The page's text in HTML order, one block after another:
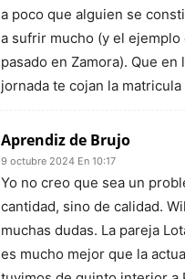
a poco que alguien se
a sufrir mucho (y el ejemplo
pasado en Zamora). Que en
jornada te cojan la
Aprendiz de Brujo
9 octubre 2024 En 10:17
Yo no creo que sea un
cantidad, sino de calidad.
muchas dudas. La pareja
es mucho mejor que la